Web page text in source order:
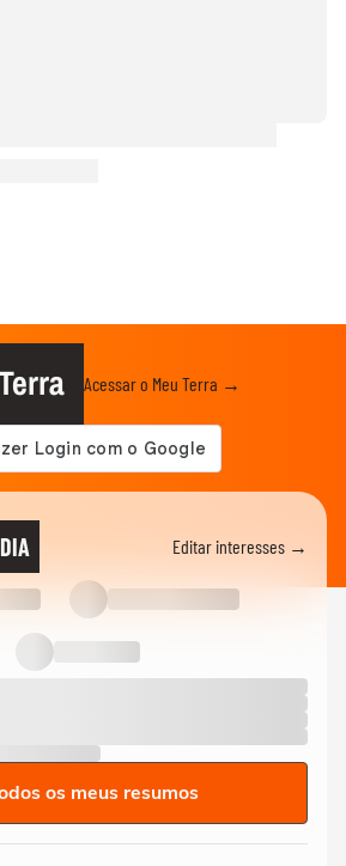
Acessar o Meu Terra →
Editar interesses →
os meus resumos